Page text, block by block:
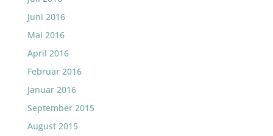
Juni 2016
Mai 2016
April 2016
Februar 2016
Januar 2016
September 2015
August 2015